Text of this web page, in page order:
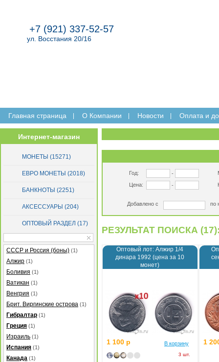
+7 (921) 337-52-57
ул. Восстания 20/16
Главная страница O Компании Новости Оплата и
Интернет-магазин
МОНЕТЫ (15271)
ЕВРО МОНЕТЫ (2018)
БАНКНОТЫ (2251)
АКСЕССУАРЫ (204)
ОПТОВЫЙ РАЗДЕЛ (17)
СССР и Россия (боны) (1)
Алжир (1)
Боливия (1)
Ватикан (1)
Венгрия (1)
Брит. Виргинские острова (1)
Гибралтар (1)
Греция (1)
Израиль (1)
Испания (1)
Канада (1)
Год: -
Цена:
-
Добавлено с по
РЕЗУЛЬТАТ ПОИСКА
Оптовый лот: Алжир 1/4
динара 1992 (цена за 10
монет)
1 100 р В корзину
3 шт.
1